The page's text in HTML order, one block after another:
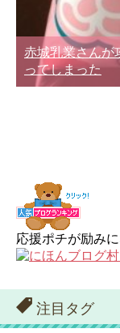
赤城乳業さん
ってしまった
応援ポチが励み
注目タグ